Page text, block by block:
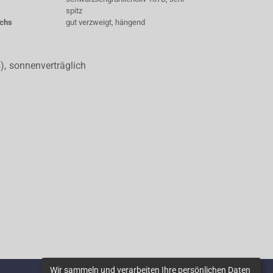
spitz
gut verzweigt, hängend
sonnenverträglich
Wir sammeln und verarbeiten Ihre persönlichen Daten